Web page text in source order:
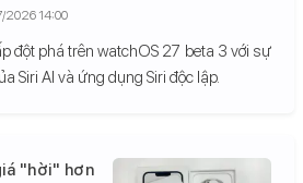
đột phá trên watchOS 27 beta 3 với sự
Siri AI và ứng dụng Siri độc lập.
2026 14:00
"hời" hơn